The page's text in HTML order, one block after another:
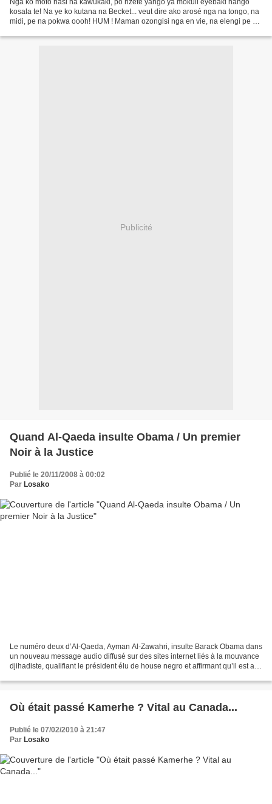
kosala te! Na ye ko kutana na Becket... veut dire ako arosé nga na tongo, na
midi, pe na pokwa oooh! HUM ! Maman ozongisi nga en vie, na elengi pe na
Publicité
Quand Al-Qaeda insulte Obama / Un premier
Noir à la Justice
Publié le 20/11/2008 à 00:02
Par Losako
Le numéro deux d’Al-Qaeda, Ayman Al-Zawahri, insulte Barack Obama dans
un nouveau message audio diffusé sur des sites internet liés à la mouvance
djihadiste, qualifiant le président élu de house negro et affirmant qu’il est aux
Où était passé Kamerhe ? Vital au Canada...
Publié le 07/02/2010 à 21:47
Par Losako